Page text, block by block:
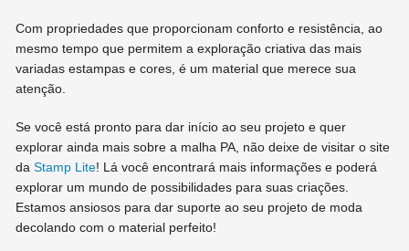
Com propriedades que proporcionam conforto e resistência, ao
mesmo tempo que permitem a exploração criativa das mais
variadas estampas e cores, é um material que merece sua
atenção.
Se você está pronto para dar início ao seu projeto e quer
explorar ainda mais sobre a malha PA, não deixe de visitar o site
daStamp Lite! Lá você encontrará mais informações e poderá
explorar um mundo de possibilidades para suas criações.
Estamos ansiosos para dar suporte ao seu projeto de moda
decolando com o material perfeito!